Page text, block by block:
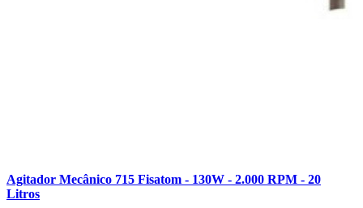
Agitador Mecânico 715 Fisatom - 130W - 2.000 RPM - 20
Litros